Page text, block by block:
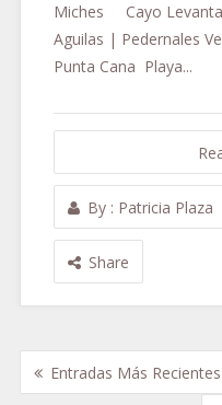
Miches Cayo
Aguilas | Pedernales
Punta Cana Playa...
By: Patricia Plaza
Share
Entradas Más Recientes